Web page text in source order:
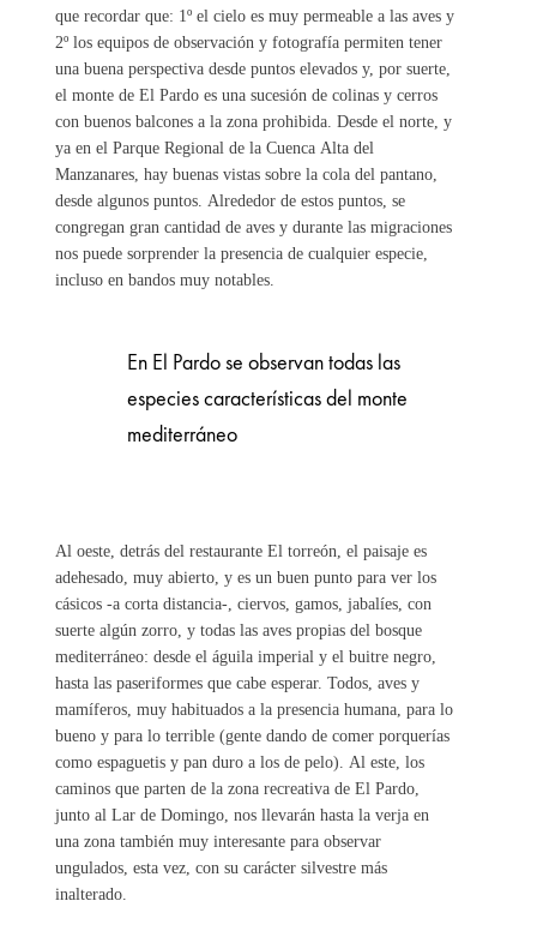
que recordar que: 1º el cielo es muy permeable a las aves y
2º los equipos de observación y fotografía permiten tener
una buena perspectiva desde puntos elevados y, por suerte,
el monte de El Pardo es una sucesión de colinas y cerros
con buenos balcones a la zona prohibida. Desde el norte, y
ya en el Parque Regional de la Cuenca Alta del
Manzanares, hay buenas vistas sobre la cola del pantano,
desde algunos puntos. Alrededor de estos puntos, se
congregan gran cantidad de aves y durante las migraciones
nos puede sorprender la presencia de cualquier especie,
incluso en bandos muy notables.
En El Pardo se observan todas las
especies características del monte
mediterráneo
Al oeste, detrás del restaurante El torreón, el paisaje es
adehesado, muy abierto, y es un buen punto para ver los
cásicos -a corta distancia-, ciervos, gamos, jabalíes, con
suerte algún zorro, y todas las aves propias del bosque
mediterráneo: desde el águila imperial y el buitre negro,
hasta las paseriformes que cabe esperar. Todos, aves y
mamíferos, muy habituados a la presencia humana, para lo
bueno y para lo terrible (gente dando de comer porquerías
como espaguetis y pan duro a los de pelo). Al este, los
caminos que parten de la zona recreativa de El Pardo,
junto al Lar de Domingo, nos llevarán hasta la verja en
una zona también muy interesante para observar
ungulados, esta vez, con su carácter silvestre más
inalterado.